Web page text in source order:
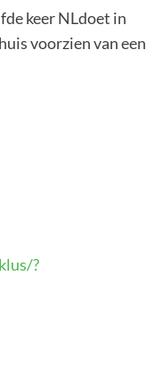
keer NLdoet in
voorzien van een
?